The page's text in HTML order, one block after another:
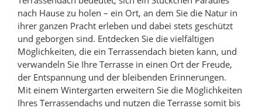
nach Hause zu holen – ein Ort, an dem Sie die Natur in
ihrer ganzen Pracht erleben und dabei stets geschützt
und geborgen sind. Entdecken Sie die vielfältigen
Möglichkeiten, die ein Terrassendach bieten kann, und
verwandeln Sie Ihre Terrasse in einen Ort der Freude,
der Entspannung und der bleibenden Erinnerungen.
Mit einem Wintergarten erweitern Sie die Möglichkeiten
Ihres Terrassendachs und nutzen die Terrasse somit bis